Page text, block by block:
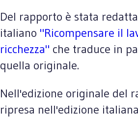
Del rapporto è stata
italiano "Ricompensare il
ricchezza" che traduce in
quella originale.
Nell'edizione originale del
ripresa nell'edizione